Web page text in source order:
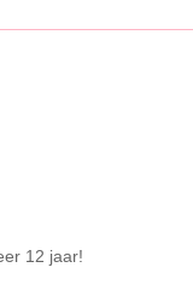
12 jaar!